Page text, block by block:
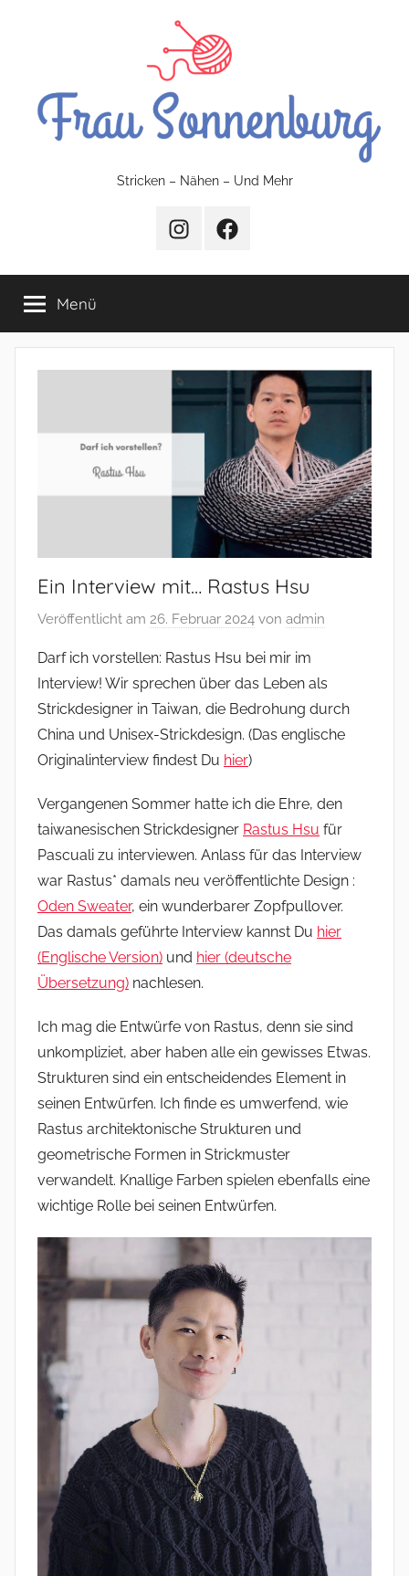
FrauSonnenburg
Stricken
–
Nähen
Stricken – Nähen – Und Mehr
InstagramFacebook
Menü
Ein Interview mit… Rastus Hsu
Veröffentlicht am 26. Februar 2024 von admin
Darf ich vorstellen: Rastus Hsu bei mir im
Interview! Wir sprechen über das Leben als
Strickdesigner in Taiwan, die Bedrohung durch
China und Unisex-Strickdesign. (Das englische
Originalinterview findest Du hier)
Vergangenen Sommer hatte ich die Ehre, den
taiwanesischen Strickdesigner Rastus Hsu für
Pascuali zu interviewen. Anlass für das Interview
war Rastus* damals neu veröffentlichte Design :
Oden Sweater, ein wunderbarer Zopfpullover.
Das damals geführte Interview kannst Du hier
(Englische Version) und hier (deutsche
Übersetzung) nachlesen.
Ich mag die Entwürfe von Rastus, denn sie sind
unkompliziet, aber haben alle ein gewisses Etwas.
Strukturen sind ein entscheidendes Element in
seinen Entwürfen. Ich finde es umwerfend, wie
Rastus architektonische Strukturen und
geometrische Formen in Strickmuster
verwandelt. Knallige Farben spielen ebenfalls eine
wichtige Rolle bei seinen Entwürfen.